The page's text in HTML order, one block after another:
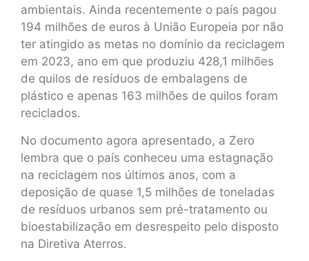
ambientais. Ainda recentemente o país pagou
194 milhões de euros à União Europeia por não
ter atingido as metas no domínio da reciclagem
em 2023, ano em que produziu 428,1 milhões
de quilos de resíduos de embalagens de
plástico e apenas 163 milhões de quilos foram
reciclados.
No documento agora apresentado, a Zero
lembra que o país conheceu uma estagnação
na reciclagem nos últimos anos, com a
deposição de quase 1,5 milhões de toneladas
de resíduos urbanos sem pré-tratamento ou
bioestabilização em desrespeito pelo disposto
na Diretiva Aterros.